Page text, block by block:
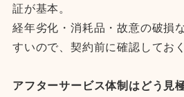
証が基本。
経年劣化・消耗品・故意の破損
すいので、契約前に確認してお
アフターサービス体制はどう見